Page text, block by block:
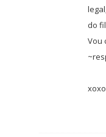
do
Vou
xoxo